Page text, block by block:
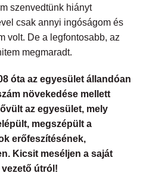
szenvedtünk hiányt
csak annyi ingóságom és
volt. De a legfontosabb, az
megmaradt.
óta az egyesület állandóan
növekedése mellett
az egyesület, mely
megszépült a
erőfeszítésének,
Kicsit meséljen a saját
útról!